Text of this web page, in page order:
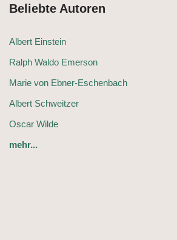
Beliebte Autoren
Albert Einstein
Ralph Waldo Emerson
Marie von Ebner-Eschenbach
Albert Schweitzer
Oscar Wilde
mehr...